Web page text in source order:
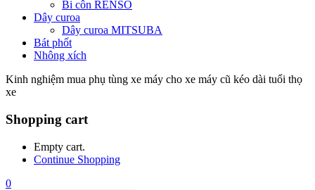
Bi côn RENSO
Dây curoa
Dây curoa MITSUBA
Bát phốt
Nhông xích
Kinh nghiệm mua phụ tùng xe máy cho xe máy cũ kéo dài tuổi thọ
xe
Shopping cart
Empty cart.
Continue Shopping
0